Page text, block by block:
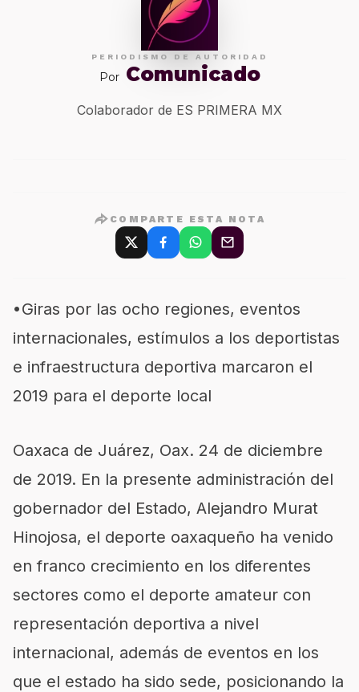
PERIODISMO DE AUTORIDAD
Por Comunicado
Colaborador de ES PRIMERA MX
COMPARTE ESTA NOTA
•Giras por las ocho regiones, eventos
internacionales, estímulos a los deportistas
e infraestructura deportiva marcaron el
2019 para el deporte local
Oaxaca de Juárez, Oax. 24 de diciembre
de 2019. En la presente administración del
gobernador del Estado, Alejandro Murat
Hinojosa, el deporte oaxaqueño ha venido
en franco crecimiento en los diferentes
sectores como el deporte amateur con
representación deportiva a nivel
internacional, además de eventos en los
que el estado ha sido sede, posicionando la